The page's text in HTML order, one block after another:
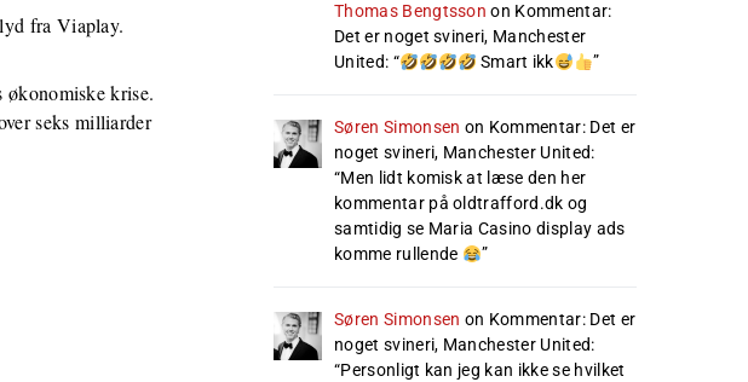
fra Viaplay.
krise.
seks milliarder
Thomas Bengtsson on Kommentar:
Det er noget svineri, Manchester
United: “ Smart ikk ”
Søren Simonsen on Kommentar: Det er
noget svineri, Manchester United:
“Men lidt komisk at læse den her
kommentar på oldtrafford.dk og
samtidig se Maria Casino display ads
komme rullende
”
Søren Simonsen on Kommentar: Det er
noget svineri, Manchester United:
“Personligt kan jeg kan ikke se hvilket